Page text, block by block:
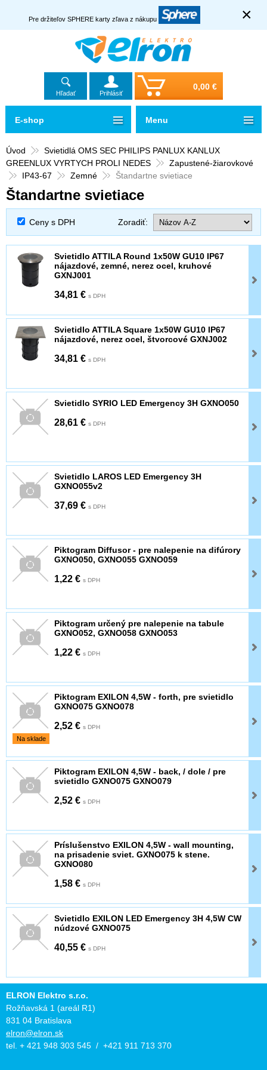
Pre držiteľov SPHERE karty zľava z nákupu ×
Hľadať Prihlásiť
0,00 €
Úvod
Svietidlá OMS SEC PHILIPS PANLUX KANLUX
GREENLUX VYRTYCH PROLI NEDES
Zapustené-žiarovkové
IP43-67
Zemné Štandartne svietiace
Štandartne svietiace
Ceny s DPH Zoradiť:
Svietidlo ATTILA Round 1x50W GU10 IP67
nájazdové, zemné, nerez ocel, kruhové
GXNJ001
34,81 € s DPH
Svietidlo ATTILA Square 1x50W GU10 IP67
nájazdové, nerez ocel, štvorcové GXNJ002
34,81 € s DPH
Svietidlo SYRIO LED Emergency 3H GXNO050
28,61 € s DPH
Svietidlo LAROS LED Emergency 3H
GXNO055v2
37,69 € s DPH
Piktogram Diffusor - pre nalepenie na difúrory
GXNO050, GXNO055 GXNO059
1,22 € s DPH
Piktogram určený pre nalepenie na tabule
GXNO052, GXNO058 GXNO053
1,22 € s DPH
Na sklade
Piktogram EXILON 4,5W - forth, pre svietidlo
GXNO075 GXNO078
2,52 € s DPH
Piktogram EXILON 4,5W - back, / dole / pre
svietidlo GXNO075 GXNO079
2,52 € s DPH
Príslušenstvo EXILON 4,5W - wall mounting,
na prisadenie sviet. GXNO075 k stene.
GXNO080
1,58 € s DPH
Svietidlo EXILON LED Emergency 3H 4,5W CW
núdzové GXNO075
40,55 € s DPH
E-shop Menu
ELRON Elektro s.r.o.
Rožňavská 1 (areál R1)
831 04 Bratislava
elron@elron.sk
tel. + 421 948 303 545 / +421 911 713 370